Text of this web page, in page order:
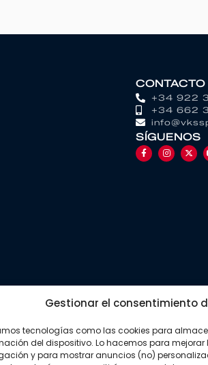
Gestionar el consentimiento
tecnologías como las cookies para
del dispositivo. Lo hacemos para mejorar
y para mostrar anuncios (no)
CONTACTO
+34 922
+34 662
SÍGUENOS